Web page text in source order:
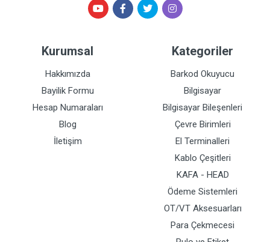
Kurumsal
Hakkımızda
Bayilik Formu
Hesap Numaraları
Blog
İletişim
Kategoriler
Barkod Okuyucu
Bilgisayar
Bilgisayar Bileşenleri
Çevre Birimleri
El Terminalleri
Kablo Çeşitleri
KAFA - HEAD
Ödeme Sistemleri
OT/VT Aksesuarları
Para Çekmecesi